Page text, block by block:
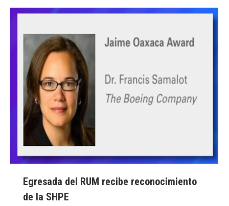
Egresada del RUM recibe reconocimiento
de la SHPE